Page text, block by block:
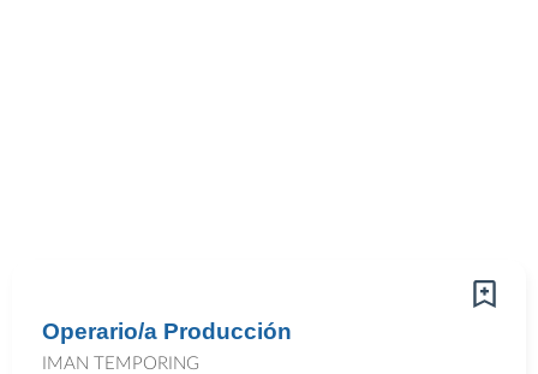
Operario/a Producción
IMAN TEMPORING